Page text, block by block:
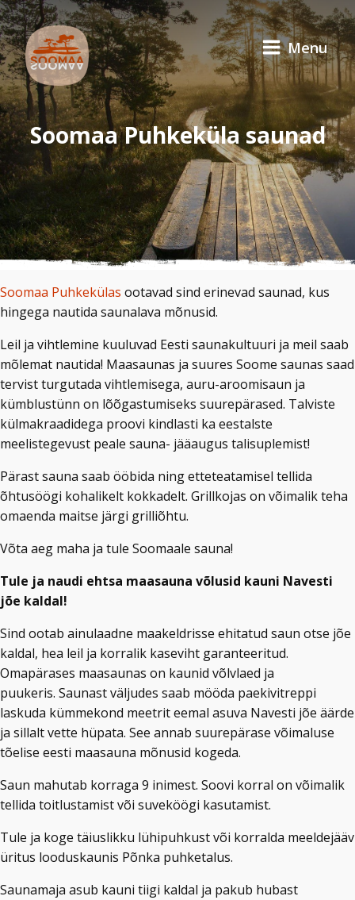
Menu
Soomaa Puhkeküla saunad
Soomaa Puhkekülas ootavad sind erinevad saunad, kus
hingega nautida saunalava mõnusid.
Leil ja vihtlemine kuuluvad Eesti saunakultuuri ja meil saab
mõlemat nautida! Maasaunas ja suures Soome saunas saad
tervist turgutada vihtlemisega, auru-aroomisaun ja
kümblustünn on lõõgastumiseks suurepärased. Talviste
külmakraadidega proovi kindlasti ka eestalste
meelistegevust peale sauna- jääaugus talisuplemist!
Pärast sauna saab ööbida ning etteteatamisel tellida
õhtusöögi kohalikelt kokkadelt. Grillkojas on võimalik teha
omaenda maitse järgi grilliõhtu.
Võta aeg maha ja tule Soomaale sauna!
Tule ja naudi ehtsa maasauna võlusid kauni Navesti
jõe kaldal!
Sind ootab ainulaadne maakeldrisse ehitatud saun otse jõe
kaldal, hea leil ja korralik kaseviht garanteeritud.
Omapärases maasaunas on kaunid võlvlaed ja
puukeris. Saunast väljudes saab mööda paekivitreppi
laskuda kümmekond meetrit eemal asuva Navesti jõe äärde
ja sillalt vette hüpata. See annab suurepärase võimaluse
tõelise eesti maasauna mõnusid kogeda.
Saun mahutab korraga 9 inimest. Soovi korral on võimalik
tellida toitlustamist või suveköögi kasutamist.
Tule ja koge täiuslikku lühipuhkust või korralda meeldejääv
üritus looduskaunis Põnka puhketalus.
Saunamaja asub kauni tiigi kaldal ja pakub hubast